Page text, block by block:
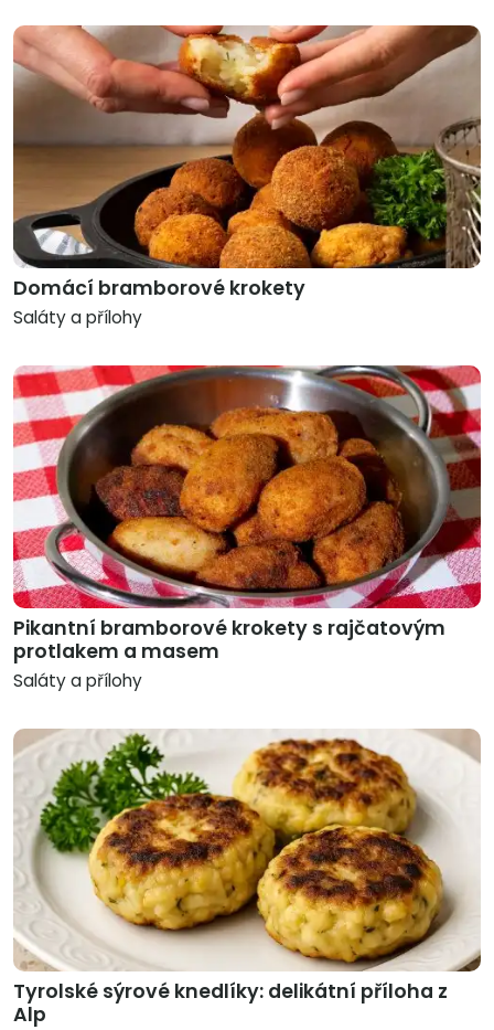
Domácí bramborové krokety
Saláty a přílohy
Pikantní bramborové krokety s rajčatovým
protlakem a masem
Saláty a přílohy
Tyrolské sýrové knedlíky: delikátní příloha z
Alp